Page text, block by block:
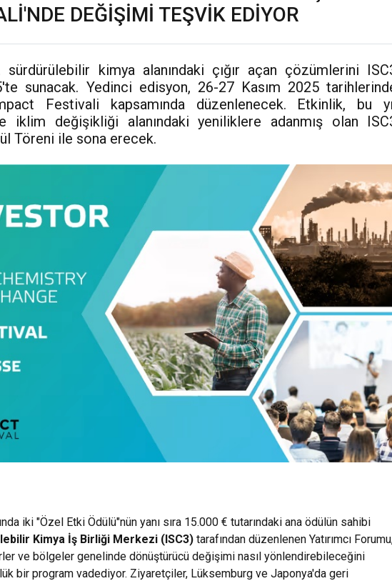
DEĞİŞİMİ TEŞVİK EDİYOR
sürdürülebilir kimya alanındaki çığır açan çözümlerini
sunacak. Yedinci edisyon, 26-27 Kasım 2025
Festivali kapsamında düzenlenecek. Etkinlik, bu
iklim değişikliği alanındaki yeniliklere adanmış olan
Töreni ile sona erecek.
iki "Özel Etki Ödülü"nün yanı sıra 15.000 € tutarındaki ana ödülün sahibi
Kimya İş Birliği Merkezi (ISC3) tarafından düzenlenen Yatırımcı
ve bölgeler genelinde dönüştürücü değişimi nasıl yönlendirebileceğini
bir program vadediyor. Ziyaretçiler, Lüksemburg ve Japonya'da geri